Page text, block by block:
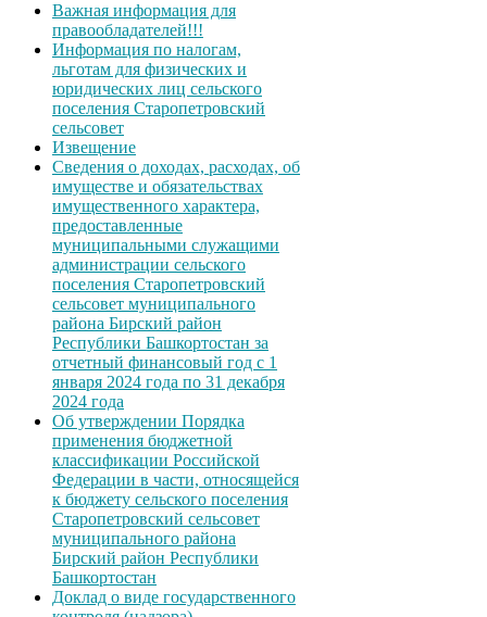
Важная информация для
правообладателей!!!
Информация по налогам,
льготам для физических и
юридических лиц сельского
поселения Старопетровский
сельсовет
Извещение
Сведения о доходах, расходах, об
имуществе и обязательствах
имущественного характера,
предоставленные
муниципальными служащими
администрации сельского
поселения Старопетровский
сельсовет муниципального
района Бирский район
Республики Башкортостан за
отчетный финансовый год с 1
января 2024 года по 31 декабря
2024 года
Об утверждении Порядка
применения бюджетной
классификации Российской
Федерации в части, относящейся
к бюджету сельского поселения
Старопетровский сельсовет
муниципального района
Бирский район Республики
Башкортостан
Доклад о виде государственного